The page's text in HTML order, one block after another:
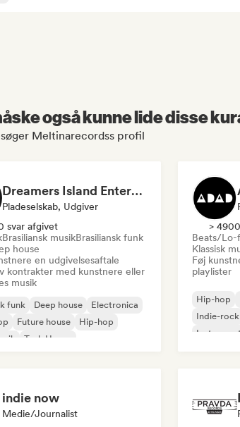
også kunne lide disse
Meltinarecordss profil
Dreamers Island Entertainment
Pladeselskab, Udgiver
svar afgivet
Brasiliansk musikBrasiliansk funk
house
en udgivelsesaftale
kontrakter med kunstnere eller
musik
funk Deep house
Electronica
Future house
Hip-hop
Tech House
>
Beats/Lo-
Klassisk
Føj
playlister
Hip-hop
Indie-rock
indie now
Medie/journalist